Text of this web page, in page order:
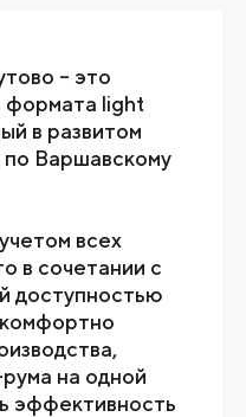
– это
формата light
в развитом
Варшавскому
всех
в сочетании с
доступностью
на одной
эффективность